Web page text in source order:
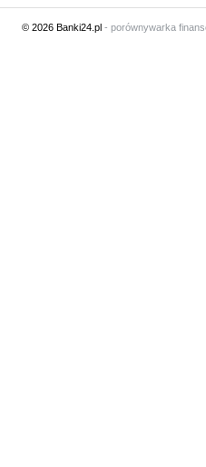
© 2026 Banki24.pl - porównywarka